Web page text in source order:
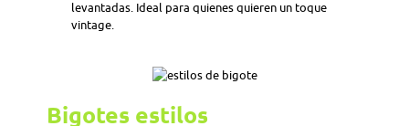
levantadas. Ideal para quienes quieren un toque
vintage.
Bigotes estilos